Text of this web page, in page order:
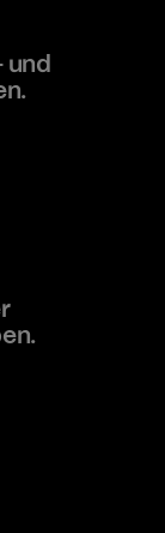
und